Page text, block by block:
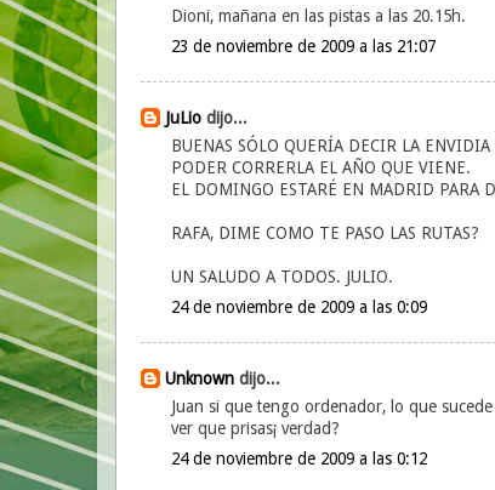
Dioni, mañana en las pistas a las 20.15h.
23 de noviembre de 2009 a las 21:07
JuLiodijo...
BUENAS SÓLO QUERÍA DECIR LA
PODER CORRERLA EL AÑO QUE VIENE.
EL DOMINGO ESTARÉ EN MADRID PARA
RAFA, DIME COMO TE PASO LAS RUTAS?
UN SALUDO A TODOS. JULIO.
24 de noviembre de 2009 a las 0:09
Unknowndijo...
Juan si que tengo ordenador, lo que
ver que prisas¡ verdad?
24 de noviembre de 2009 a las 0:12